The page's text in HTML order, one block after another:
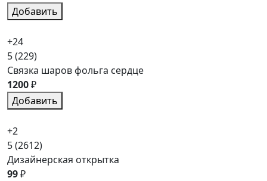
Добавить
+24
5(229)
Связка шаров фольга сердце
1200₽
Добавить
+2
5(2612)
Дизайнерская открытка
99₽